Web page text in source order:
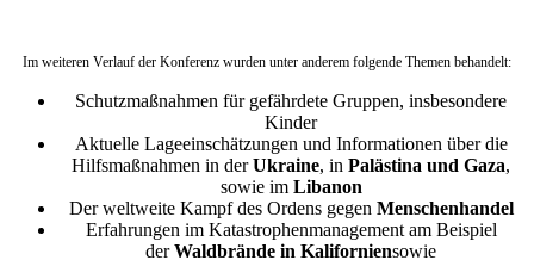
Im weiteren Verlauf der Konferenz wurden unter anderem folgende Themen behandelt:
Schutzmaßnahmen für gefährdete Gruppen, insbesondere
Kinder
Aktuelle Lageeinschätzungen und Informationen über die
Hilfsmaßnahmen in derUkraine, in Palästina und Gaza,
sowie im Libanon
Der weltweite Kampf des Ordens gegen Menschenhandel
Erfahrungen im Katastrophenmanagement am Beispiel
derWaldbrände in Kaliforniensowie